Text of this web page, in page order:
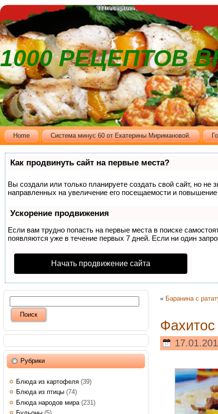
1000 РЕЦЕПТОВ
Home Cистема минус 60 от Екатерины Миримановой.
Как продвинуть сайт на первые места?
Вы создали или только планируете создать свой сайт, но не
направленных на увеличение его посещаемости и
Ускорение продвижения
Если вам трудно попасть на первые места в поиске
появляются уже в течение первых 7 дней. Если ни один
Начать продвижение сайта
Рубрики
Блюда из картофеля (39)
Блюда из птицы (74)
Блюда народов мира (231)
« Баранина с
Фахитос